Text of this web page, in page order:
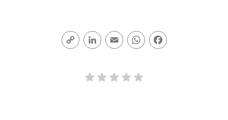
Facebook
WhatsApp
Email
LinkedIn